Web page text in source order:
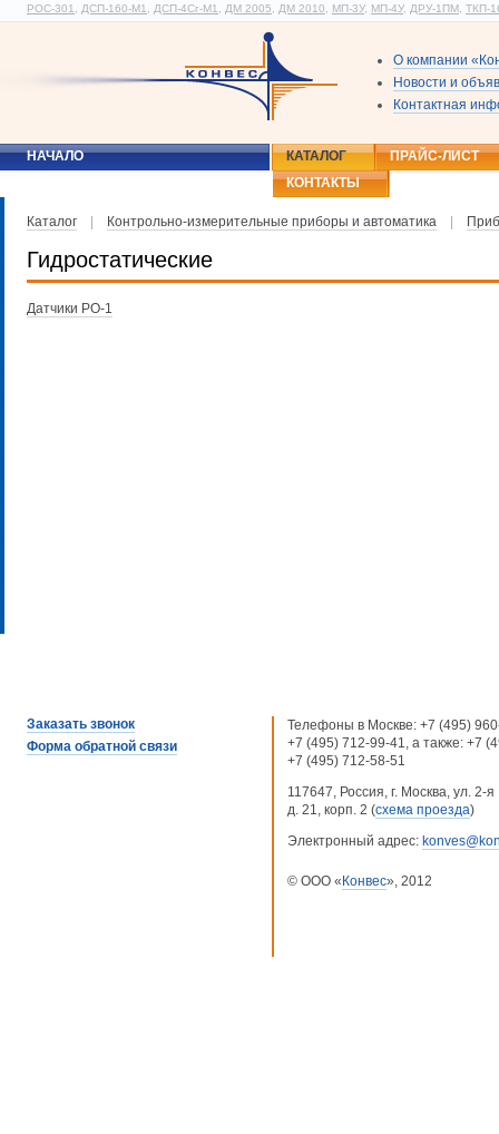
РОС-301 ДСП-160-М1 ДСП-4Сг-М1 ДМ 2005 ДМ 2010 МП-3У, МП-4У, ДРУ-1ПМ ТКП-
О компании
Новости и
Контактная
НАЧАЛО КАТАЛОГ
ПРАЙС-ЛИСТ
КОНТАКТЫ
Каталог Контрольно-измерительные приборы и автоматика
Гидростатические
Датчики РО-1
Заказать звонок
Форма обратной связи
Телефоны в Москве: +7 (495)
+7 (495) 712-99-41, а также: +7
+7 (495) 712-58-51
117647, Россия, г. Москва, ул. 2-
д. 21, корп. 2 (схема проезда)
Электронный адрес:
© ООО « Конвес», 2012